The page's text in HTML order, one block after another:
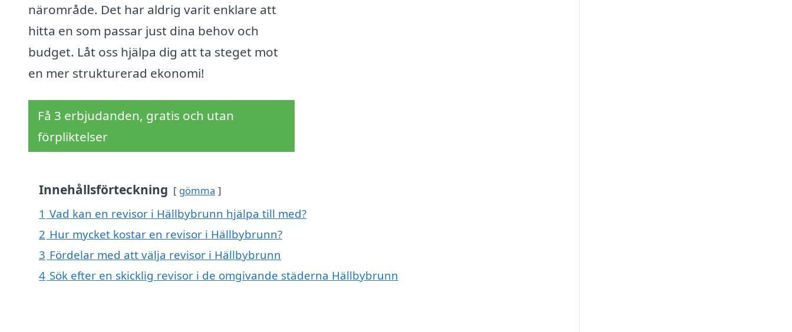
närområde. Det har aldrig varit enklare att
hitta en som passar just dina behov och
budget. Låt oss hjälpa dig att ta steget mot
en mer strukturerad ekonomi!
Få 3 erbjudanden, gratis och utan
förpliktelser
Innehållsförteckning gömma
1 Vad kan en revisor i Hällbybrunn hjälpa till med?
2 Hur mycket kostar en revisor i Hällbybrunn?
3 Fördelar med att välja revisor i Hällbybrunn
4 Sök efter en skicklig revisor i de omgivande städerna Hällbybrunn